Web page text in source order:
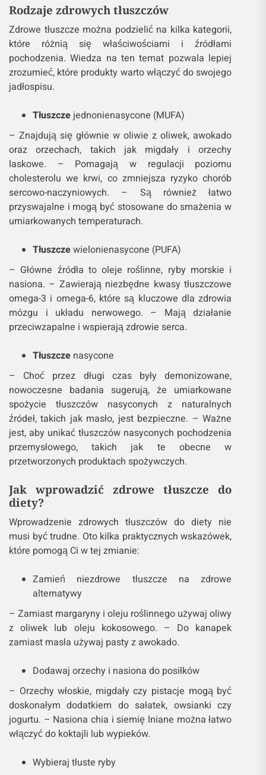
Rodzaje zdrowych tłuszczów
Zdrowe tłuszcze można podzielić na kilka kategorii,
które różnią się właściwościami i źródłami
pochodzenia. Wiedza na ten temat pozwala lepiej
zrozumieć, które produkty warto włączyć do swojego
jadłospisu.
Tłuszcze jednonienasycone (MUFA)
– Znajdują się głównie w oliwie z oliwek, awokado
oraz orzechach, takich jak migdały i orzechy
laskowe. – Pomagają w regulacji poziomu
cholesterolu we krwi, co zmniejsza ryzyko chorób
sercowo-naczyniowych. – Są również łatwo
przyswajalne i mogą być stosowane do smażenia w
umiarkowanych temperaturach.
Tłuszczewielonienasycone (PUFA)
– Główne źródła to oleje roślinne, ryby morskie i
nasiona. – Zawierają niezbędne kwasy tłuszczowe
omega-3 i omega-6, które są kluczowe dla zdrowia
mózgu i układu nerwowego. – Mają działanie
przeciwzapalne i wspierają zdrowie serca.
Tłuszcze nasycone
– Choć przez długi czas były demonizowane,
nowoczesne badania sugerują, że umiarkowane
spożycie tłuszczów nasyconych z naturalnych
źródeł, takich jak masło, jest bezpieczne. – Ważne
jest, aby unikać tłuszczów nasyconych pochodzenia
przemysłowego, takich jak te obecne w
przetworzonych produktach spożywczych.
Jak wprowadzić zdrowe tłuszcze do
diety?
Wprowadzenie zdrowych tłuszczów do diety nie
musi być trudne. Oto kilka praktycznych wskazówek,
które pomogą Ci w tej zmianie:
Zamień niezdrowe tłuszcze na zdrowe
alternatywy
– Zamiast margaryny i oleju roślinnego używaj oliwy
z oliwek lub oleju kokosowego. – Do kanapek
zamiast masła używaj pasty z awokado.
Dodawaj orzechy i nasiona do posiłków
– Orzechy włoskie, migdały czy pistacje mogą być
doskonałym dodatkiem do sałatek, owsianki czy
jogurtu. – Nasiona chia i siemię lniane można łatwo
włączyć do koktajli lub wypieków.
Wybieraj tłuste ryby